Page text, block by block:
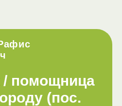
помощница
(пос.